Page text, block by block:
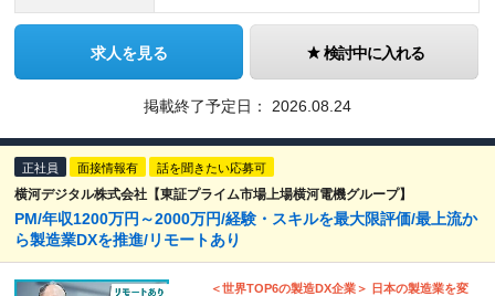
求人を見る 検討中に入れる
掲載終了予定日： 2026.08.24
正社員 面接情報有 話を聞きたい応募可
横河デジタル株式会社【東証プライム市場上場横河電機グループ】
PM/年収1200万円～2000万円/経験・スキルを最大限評価/最上流か
ら製造業DXを推進/リモートあり
＜世界TOP6の製造DX企業＞ 日本の製造業を変